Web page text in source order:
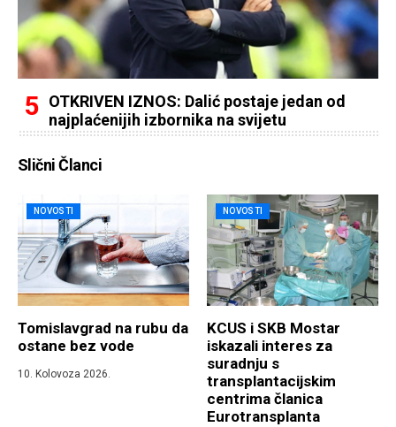
OTKRIVEN IZNOS: Dalić postaje jedan od
najplaćenijih izbornika na svijetu
Slični Članci
NOVOSTI
Tomislavgrad na rubu da
ostane bez vode
10. Kolovoza 2026.
NOVOSTI
KCUS i SKB Mostar
iskazali interes za
suradnju s
transplantacijskim
centrima članica
Eurotransplanta